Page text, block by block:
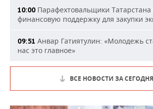
10:00 Парафехтовальщики
финансовую поддержку для закупки
09:51 Анвар Гатиятулин: «Молодежь
нас это главное»
ВСЕ НОВОСТИ ЗА СЕГОДНЯ